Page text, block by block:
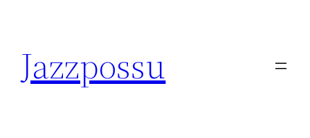
content
Jazzpossu